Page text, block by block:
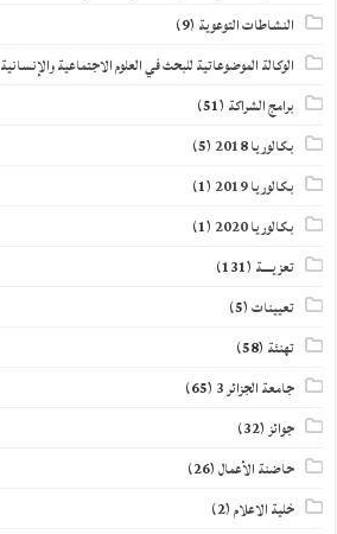
النشاطات التوعوية (9)
الوكالة الموضوعاتية للبحث في العلوم الاجتماعية والإنسانية
برامج الشراكة (51)
بكالوريا 2018
(5)
بكالوريا 2019
(1)
بكالوريا 2020
(1)
تعزيــــة (131)
تعيينات(5)
تهنئة (58)
جامعة الجزائر 3 (65)
جوائز(32)
حاضنة الأعمال(26)
خلية الاعلام(2)